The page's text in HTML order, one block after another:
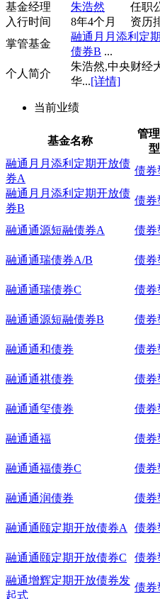
基金经理 朱浩然 任职
入行时间
8年4个月 资历
掌管基金
融通月月添利定
债券B ...
个人简介
朱浩然,中央财经
华...[详情]
当前业绩
基金名称
管
型
融通月月添利定期开放债
券A
债券
融通月月添利定期开放债
券B
债券
融通通源短融债券A 债券
融通通瑞债券A/B 债券
融通通瑞债券C 债券
融通通源短融债券B 债券
融通通和债券 债券
融通通祺债券 债券
融通通玺债券 债券
融通通福 债券
融通通福债券C 债券
融通通润债券 债券
融通通颐定期开放债券A 债券
融通通颐定期开放债券C 债券
融通增辉定期开放债券发
起式
债券